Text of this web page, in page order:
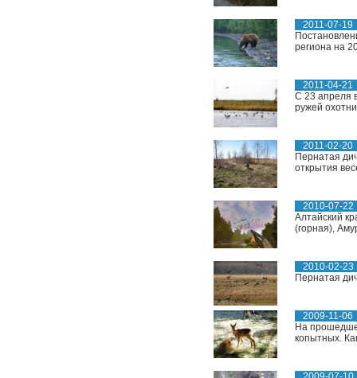
2011-07-19
региона на
2011-04-21
С 23 апреля
ружей
2011-02-20
Пернатая
открытия
2010-07-22
Алтайский
(горная),
2010-02-23
Пернатая
2009-11-06
На
копытных.